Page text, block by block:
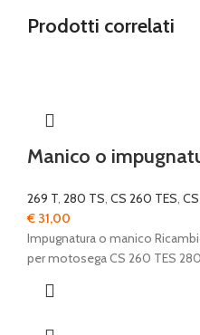
Prodotti correlati
Manico o
269 T, 280 TS, CS 260 TES,
€ 31,00
Impugnatura o manico
per motosega CS 260 TES